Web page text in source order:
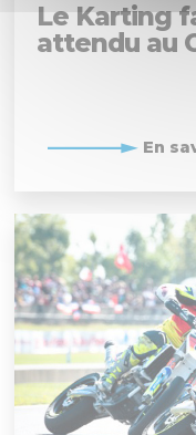
Le Karting
attendu au
En